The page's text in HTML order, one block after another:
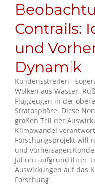
Contrails:
und
Dynamik
Kondensstreifen -
Wolken aus Wasser,
Flugzeugen in der
Stratosphäre. Diese
großen Teil der
Klimawandel
Forschungsprojekt will
und
Jahren aufgrund ihrer
Auswirkungen auf das
Forschung